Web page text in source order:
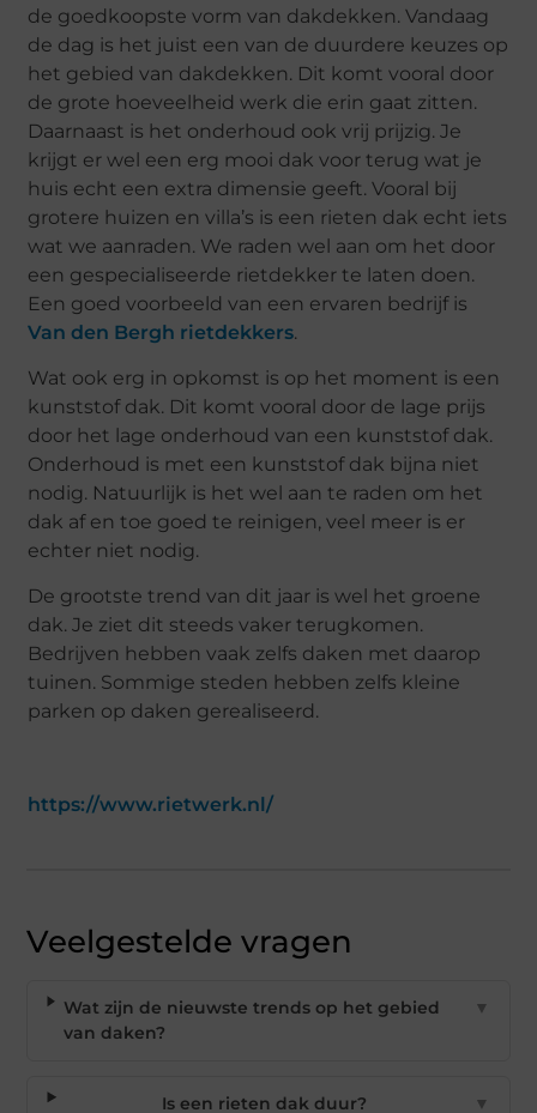
de goedkoopste vorm van dakdekken. Vandaag
de dag is het juist een van de duurdere keuzes op
het gebied van dakdekken. Dit komt vooral door
de grote hoeveelheid werk die erin gaat zitten.
Daarnaast is het onderhoud ook vrij prijzig. Je
krijgt er wel een erg mooi dak voor terug wat je
huis echt een extra dimensie geeft. Vooral bij
grotere huizen en villa’s is een rieten dak echt iets
wat we aanraden. We raden wel aan om het door
een gespecialiseerde rietdekker te laten doen.
Een goed voorbeeld van een ervaren bedrijf is
Van den Bergh rietdekkers.
Wat ook erg in opkomst is op het moment is een
kunststof dak. Dit komt vooral door de lage prijs
door het lage onderhoud van een kunststof dak.
Onderhoud is met een kunststof dak bijna niet
nodig. Natuurlijk is het wel aan te raden om het
dak af en toe goed te reinigen, veel meer is er
echter niet nodig.
De grootste trend van dit jaar is wel het groene
dak. Je ziet dit steeds vaker terugkomen.
Bedrijven hebben vaak zelfs daken met daarop
tuinen. Sommige steden hebben zelfs kleine
parken op daken gerealiseerd.
https://www.rietwerk.nl/
Veelgestelde vragen
Wat zijn de nieuwste trends op het gebied
van daken?
▼
Is een rieten dak duur? ▼